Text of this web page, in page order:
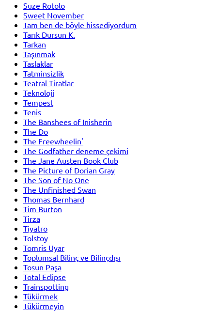
Suze Rotolo
Sweet November
Tam ben de böyle hissediyordum
Tarık Dursun K.
Tarkan
Taşınmak
Taslaklar
Tatminsizlik
Teatral Tiratlar
Teknoloji
Tempest
Tenis
The Banshees of Inisherin
The Do
The Freewheelin'
The Godfather deneme çekimi
The Jane Austen Book Club
The Picture of Dorian Gray
The Son of No One
The Unfinished Swan
Thomas Bernhard
Tim Burton
Tirza
Tiyatro
Tolstoy
Tomris Uyar
Toplumsal Bilinç ve Bilinçdışı
Tosun Paşa
Total Eclipse
Trainspotting
Tükürmek
Tükürmeyin